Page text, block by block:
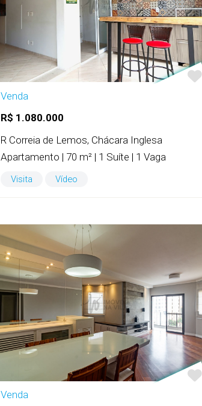
Venda
R$ 1.080.000
R Correia de Lemos, Chácara Inglesa
Apartamento | 70 m² | 1 Suíte | 1 Vaga
Visita Vídeo
Venda